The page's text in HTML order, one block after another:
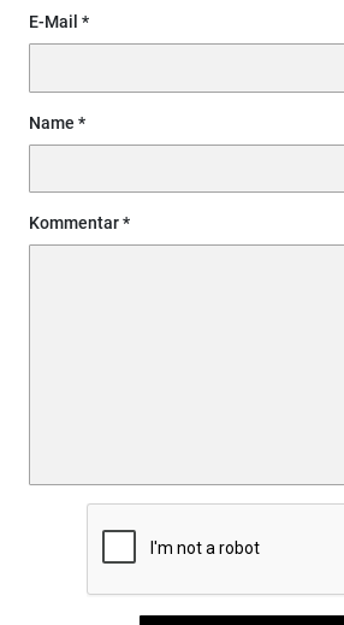
E-Mail
Name
Kommentar